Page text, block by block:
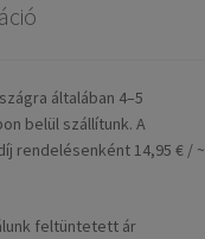
általában 4–5
belül szállítunk. A
rendelésenként 14,95 € / ~
feltüntetett ár